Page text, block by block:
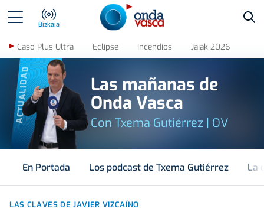
Bizkaia
Caso Plus Ultra Eclipse Incendios Jaiak 2026
ACTUALIDAD
Las mañanas de
Onda Vasca
Con Txema Gutiérrez | OV
En Portada Los podcast de Txema Gutiérrez La
LAS CLAVES DE JAVIER VIZCAÍNO